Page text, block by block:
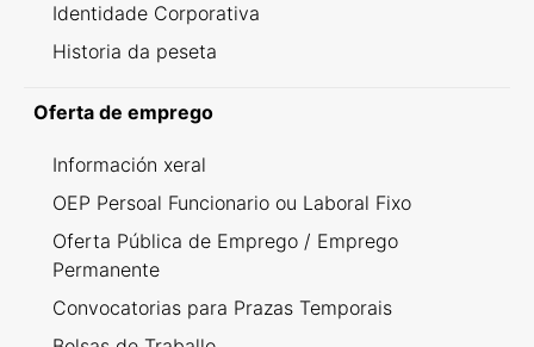
Identidade Corporativa
Historia da peseta
Oferta de emprego
Información xeral
OEP Persoal Funcionario ou Laboral Fixo
Oferta Pública de Emprego / Emprego
Permanente
Convocatorias para Prazas Temporais